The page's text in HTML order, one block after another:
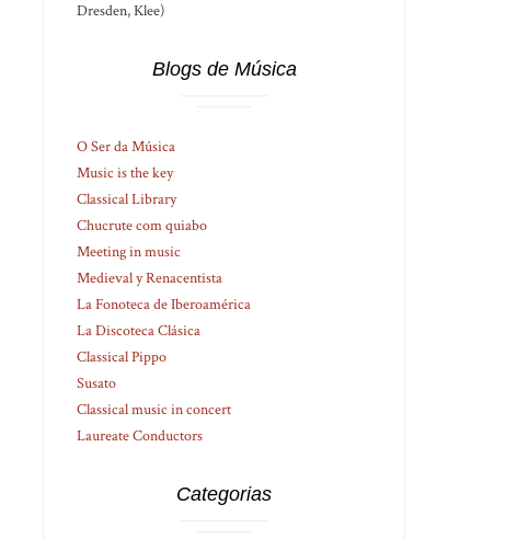
Dresden, Klee)
Blogs de Música
O Ser da Música
Music is the key
Classical Library
Chucrute com quiabo
Meeting in music
Medieval y Renacentista
La Fonoteca de Iberoamérica
La Discoteca Clásica
Classical Pippo
Susato
Classical music in concert
Laureate Conductors
Categorias